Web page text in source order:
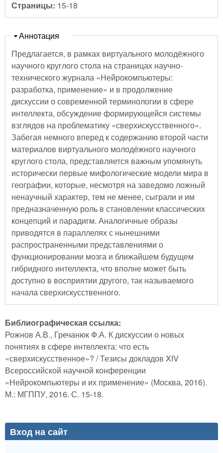
Страницы: 15-18
Скрыть
Аннотация
Предлагается, в рамках виртуального молодёжного
научного круглого стола на страницах научно-
технического журнала «Нейрокомпьютеры:
разработка, применение» и в продолжение
дискуссии о современной терминологии в сфере
интеллекта, обсуждение формирующейся системы
взглядов на проблематику «сверхискусственного».
Забегая немного вперед к содержанию второй части
материалов виртуального молодёжного научного
круглого стола, представляется важным упомянуть
исторически первые мифологические модели мира в
географии, которые, несмотря на заведомо ложный
ненаучный характер, тем не менее, сыграли и им
предназначенную роль в становлении классических
концепций и парадигм. Аналогичные образы
приводятся в параллелях с нынешними
распространенными представлениями о
функционировании мозга и ближайшем будущем
гибридного интеллекта, что вполне может быть
доступно в восприятии другого, так называемого
начала сверхискусственного.
Библиографическая ссылка:
Рожнов А.В., Гречанюк Ф.А. К дискуссии о новых
понятиях в сфере интеллекта: что есть
«сверхискусственное»? / Тезисы докладов XIV
Всероссийской научной конференции
«Нейрокомпьютеры и их применение» (Москва, 2016).
М.: МГППУ, 2016. С. 15-18.
Вход на сайт